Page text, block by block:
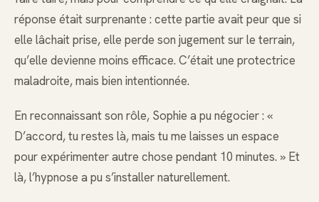
réponse était surprenante : cette partie avait peur que si
elle lâchait prise, elle perde son jugement sur le terrain,
qu’elle devienne moins efficace. C’était une protectrice
maladroite, mais bien intentionnée.
En reconnaissant son rôle, Sophie a pu négocier : «
D’accord, tu restes là, mais tu me laisses un espace
pour expérimenter autre chose pendant 10 minutes. » Et
là, l’hypnose a pu s’installer naturellement.